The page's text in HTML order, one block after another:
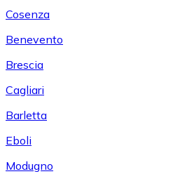
Cosenza
Benevento
Brescia
Cagliari
Barletta
Eboli
Modugno